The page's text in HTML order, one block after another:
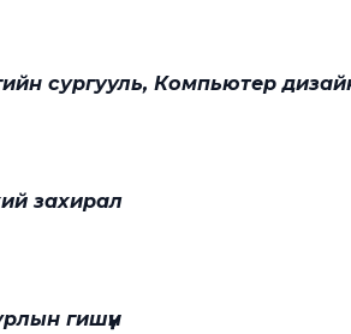
сургууль, Компьютер
захирал
гишүүн